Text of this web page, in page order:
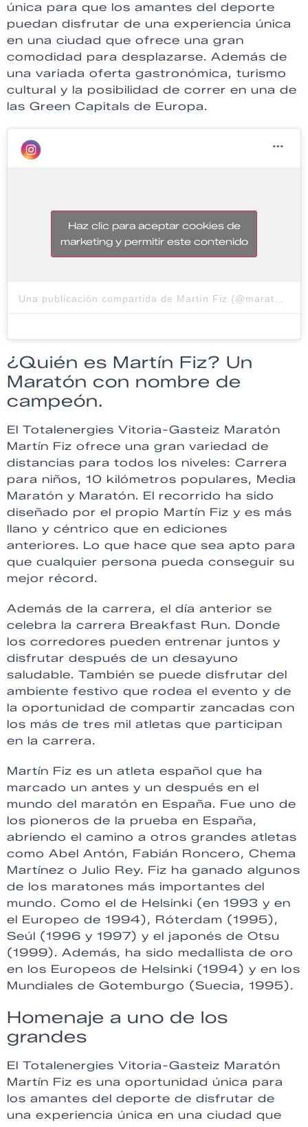
única para que los amantes del deporte
puedan disfrutar de una experiencia única
en una ciudad que ofrece una gran
comodidad para desplazarse. Además de
una variada oferta gastronómica, turismo
cultural y la posibilidad de correr en una de
las Green Capitals de Europa.
Haz clic para aceptar cookies de
marketing y permitir este contenido
¿Quién es Martín Fiz? Un
Maratón con nombre de
campeón.
El Totalenergies Vitoria-Gasteiz Maratón
Martín Fiz ofrece una gran variedad de
distancias para todos los niveles: Carrera
para niños, 10 kilómetros populares, Media
Maratón y Maratón. El recorrido ha sido
diseñado por el propio Martín Fiz y es más
llano y céntrico que en ediciones
anteriores. Lo que hace que sea apto para
que cualquier persona pueda conseguir su
mejor récord.
Además de la carrera, el día anterior se
celebra la carrera Breakfast Run. Donde
los corredores pueden entrenar juntos y
disfrutar después de un desayuno
saludable. También se puede disfrutar del
ambiente festivo que rodea el evento y de
la oportunidad de compartir zancadas con
los más de tres mil atletas que participan
en la carrera.
Martín Fiz es un atleta español que ha
marcado un antes y un después en el
mundo del maratón en España. Fue uno de
los pioneros de la prueba en España,
abriendo el camino a otros grandes atletas
como Abel Antón, Fabián Roncero, Chema
Martínez o Julio Rey. Fiz ha ganado algunos
de los maratones más importantes del
mundo. Como el de Helsinki (en 1993 y en
el Europeo de 1994), Róterdam (1995),
Seúl (1996 y 1997) y el japonés de Otsu
(1999). Además, ha sido medallista de oro
en los Europeos de Helsinki (1994) y en los
Mundiales de Gotemburgo (Suecia, 1995).
Homenaje a uno de los
grandes
El Totalenergies Vitoria-Gasteiz Maratón
Martín Fiz es una oportunidad única para
los amantes del deporte de disfrutar de
una experiencia única en una ciudad que